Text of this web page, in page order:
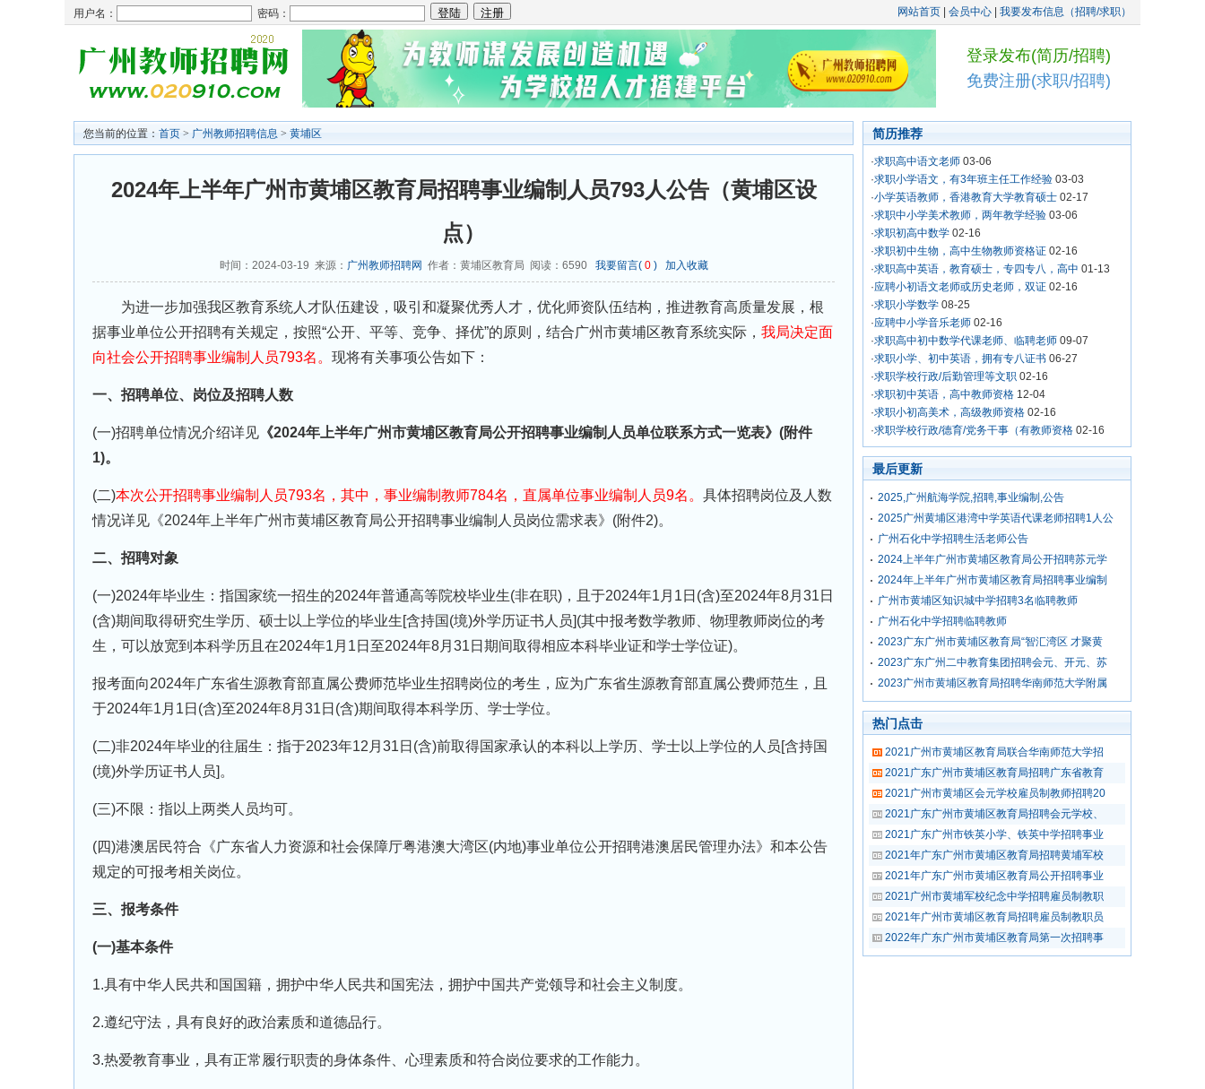
用户名： 密码： 网站首页 会员中心 我要发布信息（招聘/求职）
登录发布(简历/招聘)
免费注册(求职/招聘)
您当前的位置： 首页 > 广州教师招聘信息 > 黄埔区
2024年上半年广州市黄埔区教育局招聘事业编制人员793人公告（黄埔区设
点）
时间：2024-03-19 来源： 广州教师招聘网 作者：黄埔区教育局 阅读： 6590 我要留言( 0) 加入收藏
为进一步加强我区教育系统人才队伍建设，吸引和凝聚优秀人才，优化师资队伍结构，推进教育高质量发展，根
据事业单位公开招聘有关规定，按照“公开、平等、竞争、择优”的原则，结合广州市黄埔区教育系统实际， 我局决定面
向社会公开招聘事业编制人员793名。 现将有关事项公告如下：
一、招聘单位、岗位及招聘人数
(一)招聘单位情况介绍详见 《2024年上半年广州市黄埔区教育局公开招聘事业编制人员单位联系方式一览表》(附件
1)。
(二)本次公开招聘事业编制人员793名，其中，事业编制教师784名，直属单位事业编制人员9名。 具体招聘岗位及人数
情况详见《2024年上半年广州市黄埔区教育局公开招聘事业编制人员岗位需求表》(附件2)。
二、招聘对象
(一)2024年毕业生：指国家统一招生的2024年普通高等院校毕业生(非在职)，且于2024年1月1日(含)至2024年8月31日
(含)期间取得研究生学历、硕士以上学位的毕业生[含持国(境)外学历证书人员](其中报考数学教师、物理教师岗位的考
生，可以放宽到本科学历且在2024年1月1日至2024年8月31日期间取得相应本科毕业证和学士学位证)。
报考面向2024年广东省生源教育部直属公费师范毕业生招聘岗位的考生，应为广东省生源教育部直属公费师范生，且
于2024年1月1日(含)至2024年8月31日(含)期间取得本科学历、学士学位。
(二)非2024年毕业的往届生：指于2023年12月31日(含)前取得国家承认的本科以上学历、学士以上学位的人员[含持国
(境)外学历证书人员]。
(三)不限：指以上两类人员均可。
(四)港澳居民符合《广东省人力资源和社会保障厅粤港澳大湾区(内地)事业单位公开招聘港澳居民管理办法》和本公告
规定的可报考相关岗位。
三、报考条件
(一)基本条件
1.具有中华人民共和国国籍，拥护中华人民共和国宪法，拥护中国共产党领导和社会主义制度。
2.遵纪守法，具有良好的政治素质和道德品行。
3.热爱教育事业，具有正常履行职责的身体条件、心理素质和符合岗位要求的工作能力。
简历推荐
·求职高中语文老师 03-06
·求职小学语文，有3年班主任工作经验 03-03
·小学英语教师，香港教育大学教育硕士 02-17
·求职中小学美术教师，两年教学经验 03-06
·求职初高中数学 02-16
·求职初中生物，高中生物教师资格证 02-16
·求职高中英语，教育硕士，专四专八，高中 01-13
·应聘小初语文老师或历史老师，双证 02-16
·求职小学数学 08-25
·应聘中小学音乐老师 02-16
·求职高中初中数学代课老师、临聘老师 09-07
·求职小学、初中英语，拥有专八证书 06-27
·求职学校行政/后勤管理等文职 02-16
·求职初中英语，高中教师资格 12-04
·求职小初高美术，高级教师资格 02-16
·求职学校行政/德育/党务干事（有教师资格 02-16
最后更新
2025,广州航海学院,招聘,事业编制,公告
2025广州黄埔区港湾中学英语代课老师招聘1人公
广州石化中学招聘生活老师公告
2024上半年广州市黄埔区教育局公开招聘苏元学
2024年上半年广州市黄埔区教育局招聘事业编制
广州市黄埔区知识城中学招聘3名临聘教师
广州石化中学招聘临聘教师
2023广东广州市黄埔区教育局“智汇湾区 才聚黄
2023广东广州二中教育集团招聘会元、开元、苏
2023广州市黄埔区教育局招聘华南师范大学附属
热门点击
2021广州市黄埔区教育局联合华南师范大学招
2021广东广州市黄埔区教育局招聘广东省教育
2021广州市黄埔区会元学校雇员制教师招聘20
2021广东广州市黄埔区教育局招聘会元学校、
2021广东广州市铁英小学、铁英中学招聘事业
2021年广东广州市黄埔区教育局招聘黄埔军校
2021年广东广州市黄埔区教育局公开招聘事业
2021广州市黄埔军校纪念中学招聘雇员制教职
2021年广州市黄埔区教育局招聘雇员制教职员
2022年广东广州市黄埔区教育局第一次招聘事